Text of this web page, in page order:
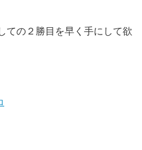
ての２勝目を早く手にして欲